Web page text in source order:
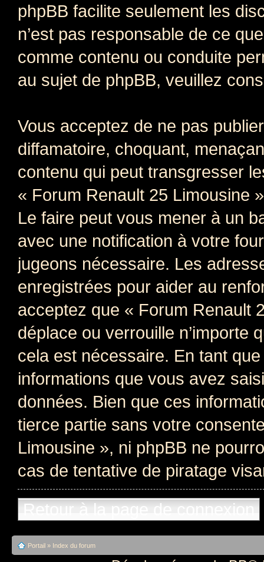
phpBB facilite seulement les
n’est pas responsable de ce
comme contenu ou conduite
au sujet de phpBB, veuillez
Vous acceptez de ne pas
diffamatoire, choquant,
contenu qui peut transgresser
« Forum Renault 25 Limousine
Le faire peut vous mener à un
avec une notification à votre
jugeons nécessaire. Les
enregistrées pour aider au
acceptez que « Forum Renault
déplace ou verrouille n’importe
cela est nécessaire. En tant
informations que vous avez
données. Bien que ces
tierce partie sans votre
Limousine », ni phpBB ne
cas de tentative de piratage
Retour à la page de connexion
Portail » Index du forum